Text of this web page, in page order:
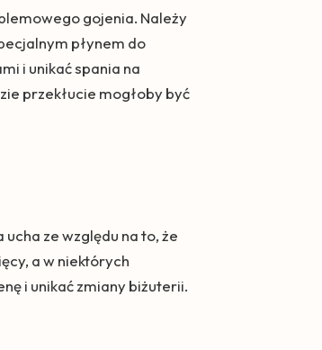
gojenia. Należy
płynem do
i unikać spania na
przekłucie mogłoby być
ze względu na to, że
a w niektórych
i unikać zmiany biżuterii.